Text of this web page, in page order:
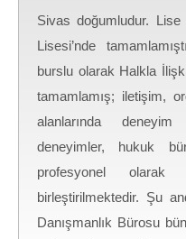
Sivas doğumludur. Lise
Lisesi’nde
burslu olarak Halkla
tamamlamış; iletişim,
alanlarında
deneyimler, hukuk
profesyonel olarak
birleştirilmektedir. Şu
Danışmanlık Bürosu